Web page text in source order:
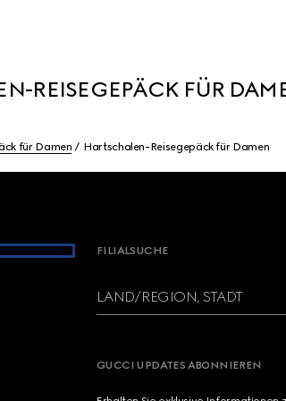
REISEGEPÄCK FÜR
für Damen Hartschalen-Reisegepäck für Damen
FILIALSUCHE
LAND/REGION, STADT
GUCCI UPDATES ABONNIEREN